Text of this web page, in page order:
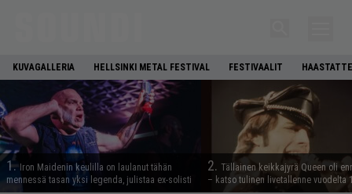
KUVAGALLERIA HELLSINKI METAL FESTIVAL FESTIVAALIT
1. Iron Maidenin keulilla on laulanut tähän
mennessä tasan yksi legenda, julistaa ex-solisti
2. Tällainen keikkajyrä Queen oli
– katso tulinen livetallenne vuodelta